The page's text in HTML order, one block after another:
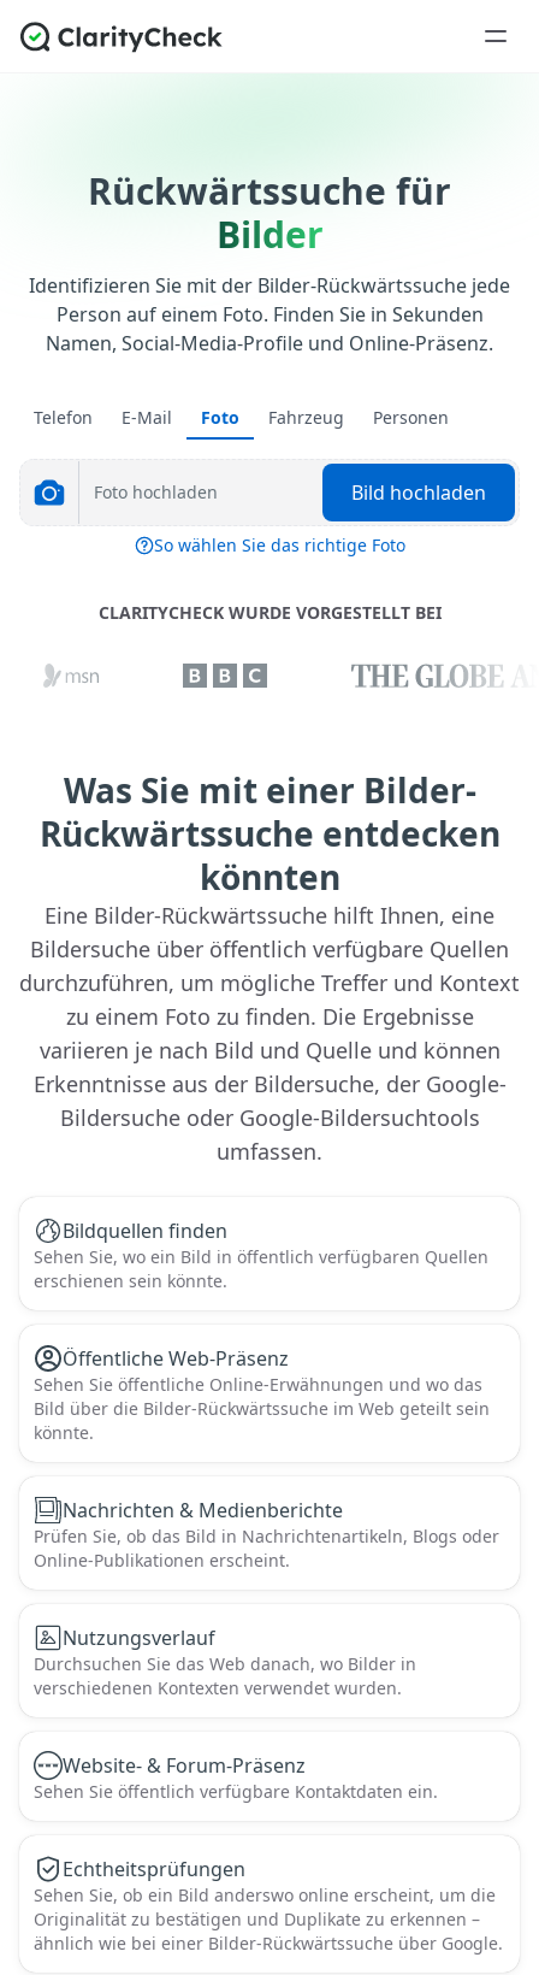
Rückwärtssuche für
Bilder
Identifizieren Sie mit der Bilder-Rückwärtssuche jede
Person auf einem Foto. Finden Sie in Sekunden
Namen, Social-Media-Profile und Online-Präsenz.
Telefon E-Mail Foto Fahrzeug Personen
Foto hochladen Bild hochladen
So wählen Sie das richtige Foto
CLARITYCHECK WURDE VORGESTELLT BEI
Was Sie mit einer Bilder-
Rückwärtssuche entdecken
könnten
Eine Bilder-Rückwärtssuche hilft Ihnen, eine
Bildersuche über öffentlich verfügbare Quellen
durchzuführen, um mögliche Treffer und Kontext
zu einem Foto zu finden. Die Ergebnisse
variieren je nach Bild und Quelle und können
Erkenntnisse aus der Bildersuche, der Google-
Bildersuche oder Google-Bildersuchtools
umfassen.
Bildquellen finden
Sehen Sie, wo ein Bild in öffentlich verfügbaren Quellen
erschienen sein könnte.
Öffentliche Web-Präsenz
Sehen Sie öffentliche Online-Erwähnungen und wo das
Bild über die Bilder-Rückwärtssuche im Web geteilt sein
könnte.
Nachrichten & Medienberichte
Prüfen Sie, ob das Bild in Nachrichtenartikeln, Blogs oder
Online-Publikationen erscheint.
Nutzungsverlauf
Durchsuchen Sie das Web danach, wo Bilder in
verschiedenen Kontexten verwendet wurden.
Website- & Forum-Präsenz
Sehen Sie öffentlich verfügbare Kontaktdaten ein.
Echtheitsprüfungen
Sehen Sie, ob ein Bild anderswo online erscheint, um die
Originalität zu bestätigen und Duplikate zu erkennen –
ähnlich wie bei einer Bilder-Rückwärtssuche über Google.